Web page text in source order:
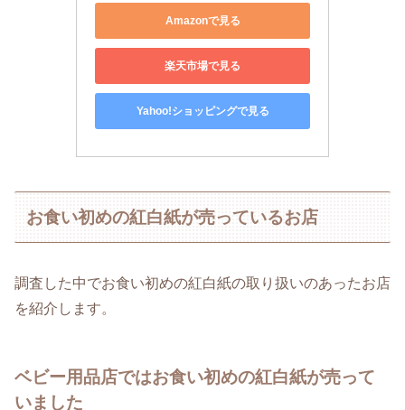
Amazonで見る
楽天市場で見る
Yahoo!ショッピングで見る
お食い初めの紅白紙が売っているお店
調査した中でお食い初めの紅白紙の取り扱いのあったお店
を紹介します。
ベビー用品店ではお食い初めの紅白紙が売って
いました